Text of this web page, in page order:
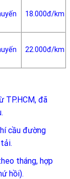
18.000đ/km
22.000đ/km
TP.HCM, đã
cầu đường
tháng, hợp
hồi).